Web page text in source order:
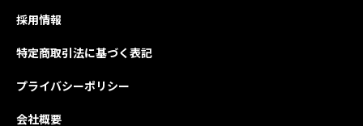
採用情報
特定商取引法に基づく表記
プライバシーポリシー
会社概要